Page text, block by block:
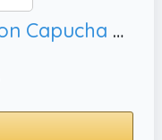
CMP Chaqueta Kid G Con Capucha Fija, 152